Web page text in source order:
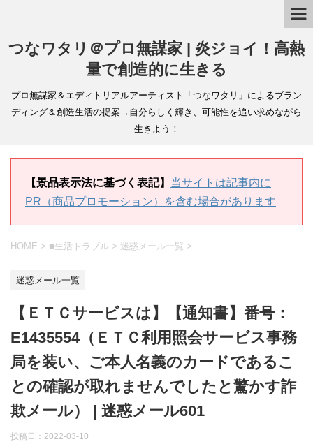
つなワタリ＠プロ無謀家 | 炎ジョイ！高熱
量で創造的に生きる
プロ無謀家＆エディトリアルアーティスト「つなワタリ」によるブラン
ディング＆創造生活の提案→自分らしく輝き、可能性を追い求めながら
生きよう！
【景品表示法に基づく表記】 当サイトは記事内に
PR（商品プロモーション）を含む場合があります
HOME > ■生活トラブル > 迷惑メール一覧 >
迷惑メール一覧
【ＥＴＣサービスは】【通知書】番号：
E1435554（ＥＴＣ利用照会サービス事務
局を装い、ご本人名義のカードであるこ
との確認が取れませんでしたと驚かす詐
欺メール） | 迷惑メール601
投稿日： 2022-03-10